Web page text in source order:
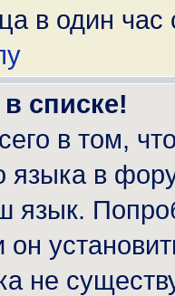
в один
списке!
в том,
языка в
язык.
не